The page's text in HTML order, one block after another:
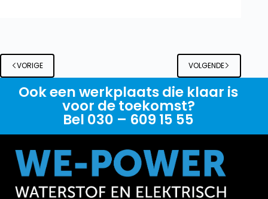
VORIGE VOLGENDE
Ook een werkplaats die klaar is
voor de toekomst?
Bel 030 – 609 15 55